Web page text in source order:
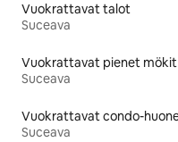
Vuokrattavat talot
Suceava
Vuokrattavat pienet mökit
Suceava
Suceava